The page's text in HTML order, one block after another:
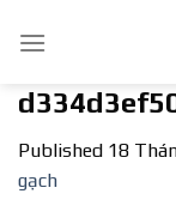
Published 18
gạch